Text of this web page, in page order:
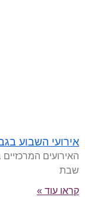
אירועי השבוע בגבעתיים 3/
האירועים
שבת
קראו עוד »